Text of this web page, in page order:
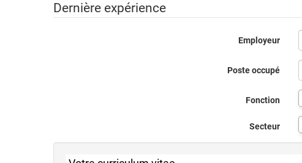
Dernière expérience
Employeur
Poste occupé
Fonction
Secteur